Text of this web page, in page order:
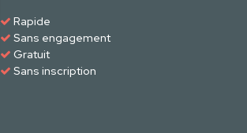
Rapide
Sans engagement
Gratuit
Sans inscription